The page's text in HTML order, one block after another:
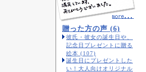
贈った方の声 (6)
彼氏・彼女の誕生日や、
記念日プレゼントに贈る
絵本 (107)
誕生日にプレゼントした
い！大人向けオリジナル